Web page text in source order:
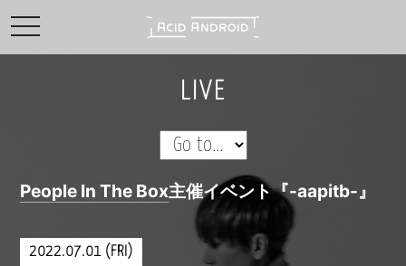
toggle navigation
LIVE
People In The Box主催イベント『-aapitb-』
2022.07.01 (FRI)